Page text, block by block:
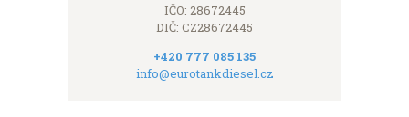
IČO: 28672445
DIČ: CZ28672445
+420 777 085 135
info@eurotankdiesel.cz